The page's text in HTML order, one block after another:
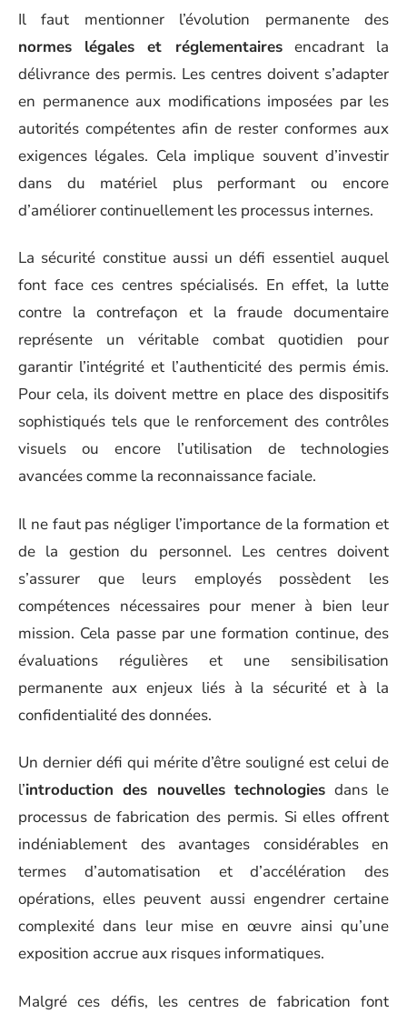
Il faut mentionner l’évolution permanente des
normes légales et réglementairesencadrant la
délivrance des permis. Les centres doivent s’adapter
en permanence aux modifications imposées par les
autorités compétentes afin de rester conformes aux
exigences légales. Cela implique souvent d’investir
dans du matériel plus performant ou encore
d’améliorer continuellement les processus internes.
La sécurité constitue aussi un défi essentiel auquel
font face ces centres spécialisés. En effet, la lutte
contre la contrefaçon et la fraude documentaire
représente un véritable combat quotidien pour
garantir l’intégrité et l’authenticité des permis émis.
Pour cela, ils doivent mettre en place des dispositifs
sophistiqués tels que le renforcement des contrôles
visuels ou encore l’utilisation de technologies
avancées comme la reconnaissance faciale.
Il ne faut pas négliger l’importance de la formation et
de la gestion du personnel. Les centres doivent
s’assurer que leurs employés possèdent les
compétences nécessaires pour mener à bien leur
mission. Cela passe par une formation continue, des
évaluations régulières et une sensibilisation
permanente aux enjeux liés à la sécurité et à la
confidentialité des données.
Un dernier défi qui mérite d’être souligné est celui de
l’introduction des nouvelles technologies dans le
processus de fabrication des permis. Si elles offrent
indéniablement des avantages considérables en
termes d’automatisation et d’accélération des
opérations, elles peuvent aussi engendrer certaine
complexité dans leur mise en œuvre ainsi qu’une
exposition accrue aux risques informatiques.
Malgré ces défis, les centres de fabrication font